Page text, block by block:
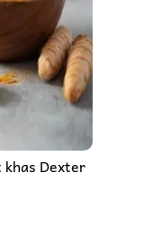
Dexter